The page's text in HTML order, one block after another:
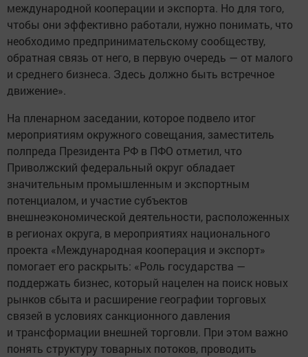
международной кооперации и экспорта. Но для того,
чтобы они эффективно работали, нужно понимать, что
необходимо предпринимательскому сообществу,
обратная связь от него, в первую очередь — от малого
и среднего бизнеса. Здесь должно быть встречное
движение».
На пленарном заседании, которое подвело итог
мероприятиям окружного совещания, заместитель
полпреда Президента РФ в ПФО отметил, что
Приволжский федеральный округ обладает
значительным промышленным и экспортным
потенциалом, и участие субъектов
внешнеэкономической деятельности, расположенных
в регионах округа, в мероприятиях национального
проекта «Международная кооперация и экспорт»
помогает его раскрыть: «Роль государства —
поддержать бизнес, который нацелен на поиск новых
рынков сбыта и расширение географии торговых
связей в условиях санкционного давления
и трансформации внешней торговли. При этом важно
понять структуру товарных потоков, проводить